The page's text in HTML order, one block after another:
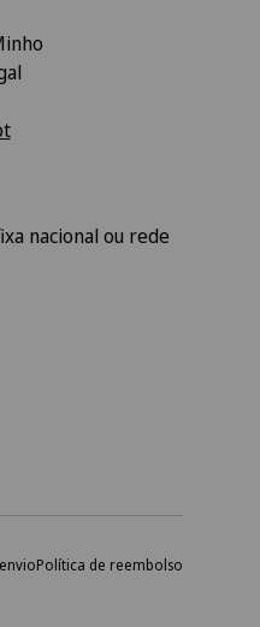
nacional ou rede
Política de reembolso